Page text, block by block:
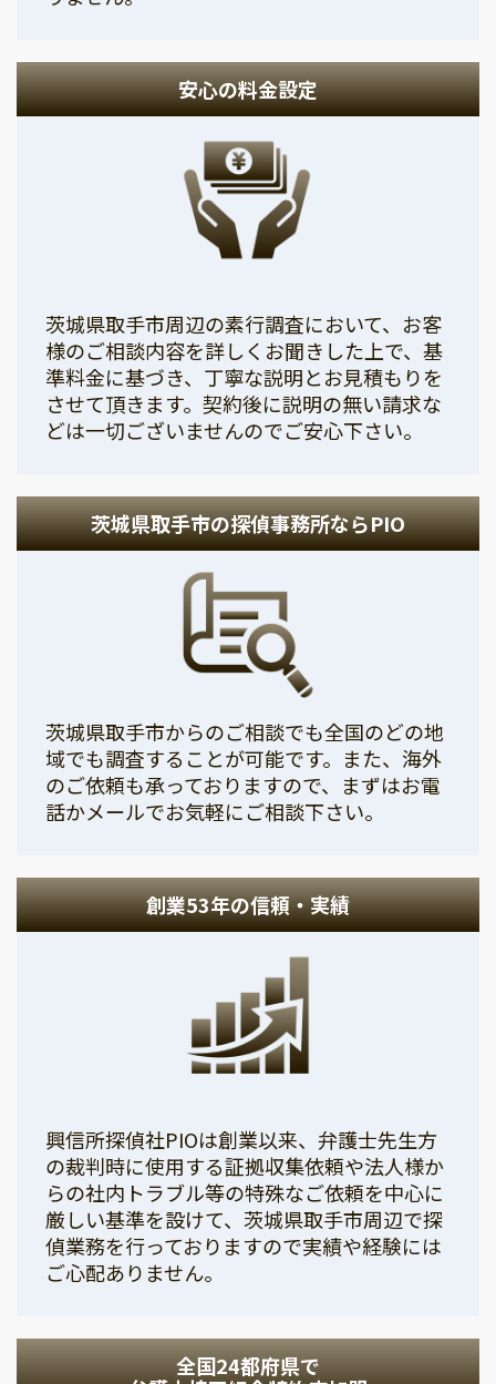
安心の料金設定
茨城県取手市周辺の素行調査において、お客
様のご相談内容を詳しくお聞きした上で、基
準料金に基づき、丁寧な説明とお見積もりを
させて頂きます。契約後に説明の無い請求な
どは一切ございませんのでご安心下さい。
茨城県取手市の探偵事務所ならPIO
茨城県取手市からのご相談でも全国のどの地
域でも調査することが可能です。また、海外
のご依頼も承っておりますので、まずはお電
話かメールでお気軽にご相談下さい。
創業53年の信頼・実績
興信所探偵社PIOは創業以来、弁護士先生方
の裁判時に使用する証拠収集依頼や法人様か
らの社内トラブル等の特殊なご依頼を中心に
厳しい基準を設けて、茨城県取手市周辺で探
偵業務を行っておりますので実績や経験には
ご心配ありません。
全国24都府県で